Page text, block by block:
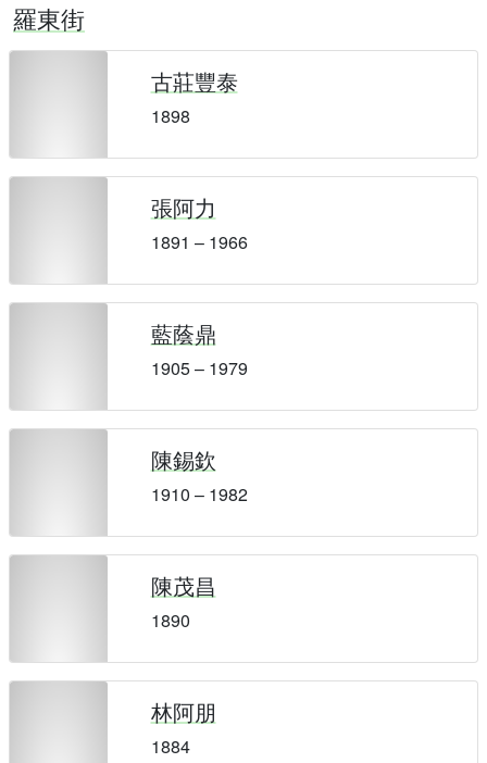
羅東街
古莊豐泰
1898
張阿力
1891 – 1966
藍蔭鼎
1905 – 1979
陳錫欽
1910 – 1982
陳茂昌
1890
林阿朋
1884